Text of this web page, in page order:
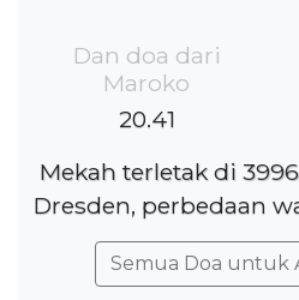
Dan doa dari
Maroko
20.41
Mekah terletak di
Dresden, perbedaan
Semua Doa untuk